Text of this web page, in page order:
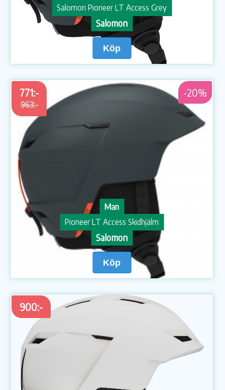
Salomon Pioneer LT Access Grey
Salomon
Köp
771:-
963:-
-20%
Man
Pioneer LT Access Skidhjälm
Salomon
Köp
900:-